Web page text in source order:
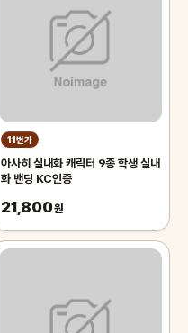
11번가
아사히 실내화 캐릭터 9종 학생 실내
화 밴딩 KC인증
21,800원